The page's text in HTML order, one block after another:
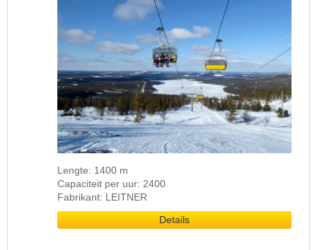
Lengte: 1400 m
Capaciteit per uur: 2400
Fabrikant: LEITNER
Details